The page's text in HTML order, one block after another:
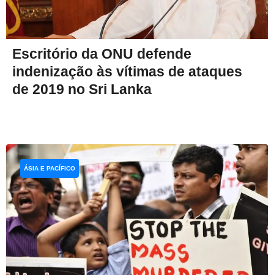
Escritório da ONU defende
indenização às vítimas de ataques
de 2019 no Sri Lanka
ÁSIA E PACÍFICO